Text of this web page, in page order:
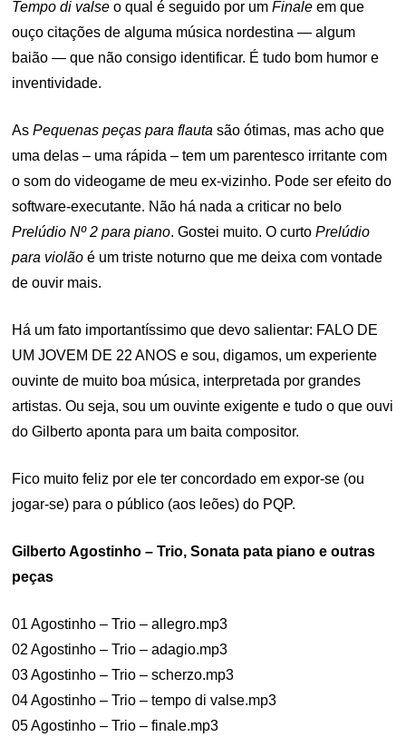
Tempo di valse o qual é seguido por umFinale em que
ouço citações de alguma música nordestina — algum
baião — que não consigo identificar. É tudo bom humor e
inventividade.
AsPequenas peças para flauta são ótimas, mas acho que
uma delas – uma rápida – tem um parentesco irritante com
o som do videogame de meu ex-vizinho. Pode ser efeito do
software-executante. Não há nada a criticar no belo
Prelúdio Nº 2 para piano. Gostei muito. O curtoPrelúdio
para violão é um triste noturno que me deixa com vontade
de ouvir mais.
Há um fato importantíssimo que devo salientar: FALO DE
UM JOVEM DE 22 ANOS e sou, digamos, um experiente
ouvinte de muito boa música, interpretada por grandes
artistas. Ou seja, sou um ouvinte exigente e tudo o que ouvi
do Gilberto aponta para um baita compositor.
Fico muito feliz por ele ter concordado em expor-se (ou
jogar-se) para o público (aos leões) do PQP.
Gilberto Agostinho – Trio, Sonata pata piano e outras
peças
01 Agostinho – Trio – allegro.mp3
02 Agostinho – Trio – adagio.mp3
03 Agostinho – Trio – scherzo.mp3
04 Agostinho – Trio – tempo di valse.mp3
05 Agostinho – Trio – finale.mp3